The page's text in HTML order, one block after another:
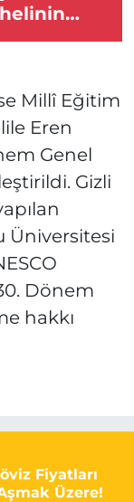
Evine
Millî Eğitim
Eren
Genel
Gizli
Üniversitesi
Dönem
hakkı
Fiyatları
Üzere!